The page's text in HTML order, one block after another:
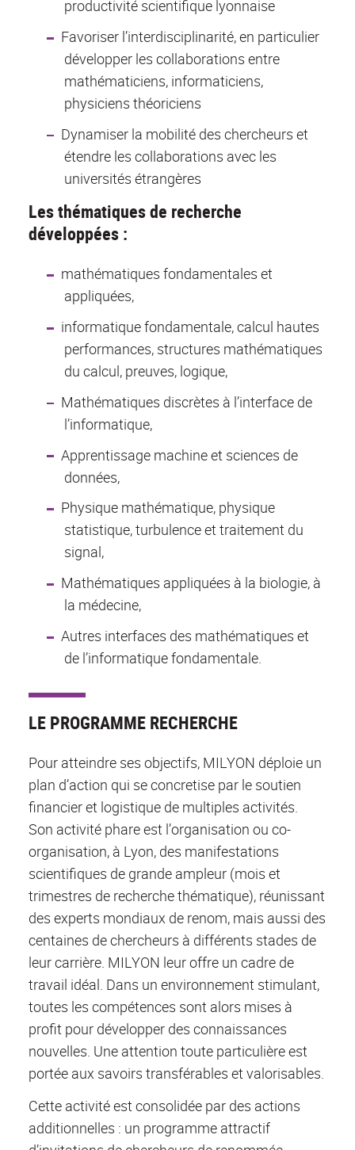
productivité scientifique lyonnaise
Favoriser l’interdisciplinarité, en particulier
développer les collaborations entre
mathématiciens, informaticiens,
physiciens théoriciens
Dynamiser la mobilité des chercheurs et
étendre les collaborations avec les
universités étrangères
Les thématiques de recherche
développées :
mathématiques fondamentales et
appliquées,
informatique fondamentale, calcul hautes
performances, structures mathématiques
du calcul, preuves, logique,
Mathématiques discrètes à l’interface de
l’informatique,
Apprentissage machine et sciences de
données,
Physique mathématique, physique
statistique, turbulence et traitement du
signal,
Mathématiques appliquées à la biologie, à
la médecine,
Autres interfaces des mathématiques et
de l’informatique fondamentale.
LE PROGRAMME RECHERCHE
Pour atteindre ses objectifs, MILYON déploie un
plan d’action qui se concretise par le soutien
financier et logistique de multiples activités.
Son activité phare est l’organisation ou co-
organisation, à Lyon, des manifestations
scientifiques de grande ampleur (mois et
trimestres de recherche thématique), réunissant
des experts mondiaux de renom, mais aussi des
centaines de chercheurs à différents stades de
leur carrière. MILYON leur offre un cadre de
travail idéal. Dans un environnement stimulant,
toutes les compétences sont alors mises à
profit pour développer des connaissances
nouvelles. Une attention toute particulière est
portée aux savoirs transférables et valorisables.
Cette activité est consolidée par des actions
additionnelles : un programme attractif